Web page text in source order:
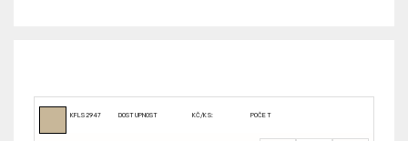
KFLS2947 DOSTUPNOST KČ/KS: POČET